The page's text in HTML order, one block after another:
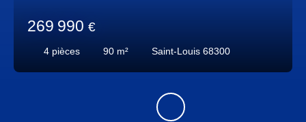
269 990 €
4 pièces 90 m² Saint-Louis 68300